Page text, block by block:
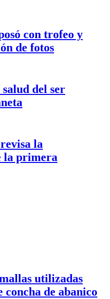
con trofeo y
de fotos
del ser
la
la primera
utilizadas
de abanico